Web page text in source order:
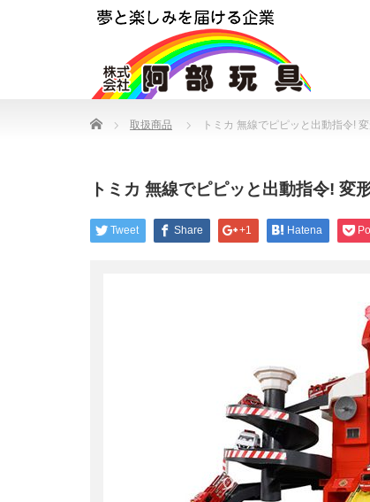
Home 取扱商品 トミカ 無線でピピッと出動指令!
トミカ 無線でピピッと出動指令! 変
Tweet Share +1 Hatena